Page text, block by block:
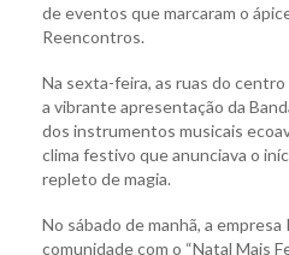
de eventos que marcaram o
Reencontros.
Na sexta-feira, as ruas do centro
a vibrante apresentação da
dos instrumentos musicais
clima festivo que anunciava o
repleto de magia.
No sábado de manhã, a
comunidade com o “Natal Mais